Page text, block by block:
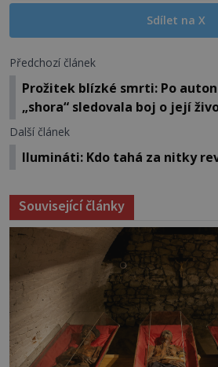
Sdílet na X
Předchozí článek
Prožitek blízké smrti: Po
„shora“ sledovala boj o její
Další článek
Ilumináti: Kdo tahá za nitky
Související články